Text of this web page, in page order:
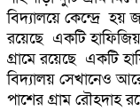
বিদ্যালয়ে কেন্দ্রে হয়
রয়েছে একটি
গ্রামে রয়েছে একটি
বিদ্যালয় সেখানেও
পাশের গ্রাম রৌহদাহ